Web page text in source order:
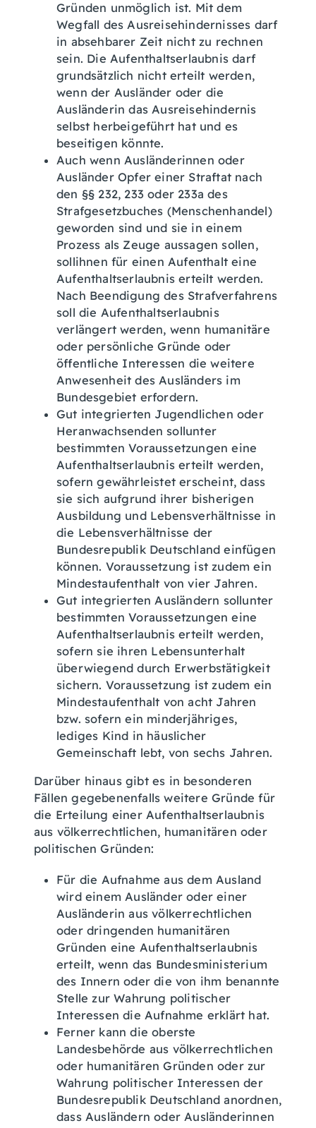
Gründen unmöglich ist. Mit dem
Wegfall des Ausreisehindernisses darf
in absehbarer Zeit nicht zu rechnen
sein. Die Aufenthaltserlaubnis darf
grundsätzlich nicht erteilt werden,
wenn der Ausländer oder die
Ausländerin das Ausreisehindernis
selbst herbeigeführt hat und es
beseitigen könnte.
Auch wenn Ausländerinnen oder
Ausländer Opfer einer Straftat nach
den §§ 232, 233 oder 233a des
Strafgesetzbuches (Menschenhandel)
geworden sind und sie in einem
Prozess als Zeuge aussagen sollen,
sollihnen für einen Aufenthalt eine
Aufenthaltserlaubnis erteilt werden.
Nach Beendigung des Strafverfahrens
soll die Aufenthaltserlaubnis
verlängert werden, wenn humanitäre
oder persönliche Gründe oder
öffentliche Interessen die weitere
Anwesenheit des Ausländers im
Bundesgebiet erfordern.
Gut integrierten Jugendlichen oder
Heranwachsenden sollunter
bestimmten Voraussetzungen eine
Aufenthaltserlaubnis erteilt werden,
sofern gewährleistet erscheint, dass
sie sich aufgrund ihrer bisherigen
Ausbildung und Lebensverhältnisse in
die Lebensverhältnisse der
Bundesrepublik Deutschland einfügen
können. Voraussetzung ist zudem ein
Mindestaufenthalt von vier Jahren.
Gut integrierten Ausländern sollunter
bestimmten Voraussetzungen eine
Aufenthaltserlaubnis erteilt werden,
sofern sie ihren Lebensunterhalt
überwiegend durch Erwerbstätigkeit
sichern. Voraussetzung ist zudem ein
Mindestaufenthalt von acht Jahren
bzw. sofern ein minderjähriges,
lediges Kind in häuslicher
Gemeinschaft lebt, von sechs Jahren.
Darüber hinaus gibt es in besonderen
Fällen gegebenenfalls weitere Gründe für
die Erteilung einer Aufenthaltserlaubnis
aus völkerrechtlichen, humanitären oder
politischen Gründen:
Für die Aufnahme aus dem Ausland
wird einem Ausländer oder einer
Ausländerin aus völkerrechtlichen
oder dringenden humanitären
Gründen eine Aufenthaltserlaubnis
erteilt, wenn das Bundesministerium
des Innern oder die von ihm benannte
Stelle zur Wahrung politischer
Interessen die Aufnahme erklärt hat.
Ferner kann die oberste
Landesbehörde aus völkerrechtlichen
oder humanitären Gründen oder zur
Wahrung politischer Interessen der
Bundesrepublik Deutschland anordnen,
dass Ausländern oder Ausländerinnen